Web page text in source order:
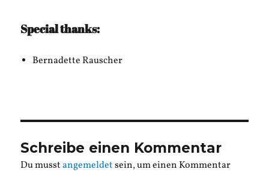
Special thanks:
Bernadette Rauscher
Schreibe einen Kommentar
Du musstangemeldetsein, um einen Kommentar